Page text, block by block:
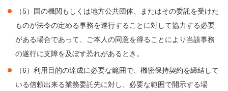
（5）国の機関もしくは地方公共団体、またはその委託を受けた
ものが法令の定める事務を遂行することに対して協力する必要
がある場合であって、ご本人の同意を得ることにより当該事務
の遂行に支障を及ぼす恐れがあるとき。
（6）利用目的の達成に必要な範囲で、機密保持契約を締結して
いる信頼出来る業務委託先に対し、必要な範囲で開示する場